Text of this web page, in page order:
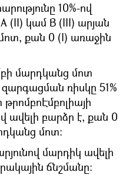
10%-ով
(II) կամ B (III) արյան
քան 0 (I) առաջին
մարդկանց մոտ
ռիսկը 51%
ավելի բարձր է, քան 0
մոտ։
մարդիկ ավելի
ճնշմանը: